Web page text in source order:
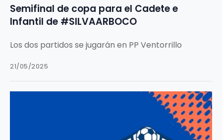
Semifinal de copa para el Cadete e
Infantil de #SILVAARBOCO
Los dos partidos se jugarán en PP Ventorrillo
21/05/2025